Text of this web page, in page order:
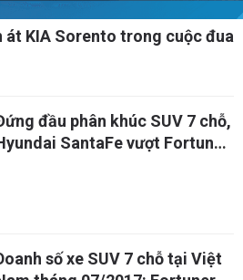
át KIA Sorento trong cuộc đua
đầu phân khúc SUV 7 chỗ,
SantaFe vượt Fortuner,
số xe SUV 7 chỗ tại Việt